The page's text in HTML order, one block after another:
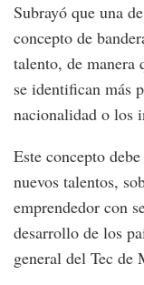
Subrayó que una
concepto de
talento, de manera
se identifican más
nacionalidad o los
Este concepto
nuevos talentos,
emprendedor con
desarrollo de los
general del Tec de